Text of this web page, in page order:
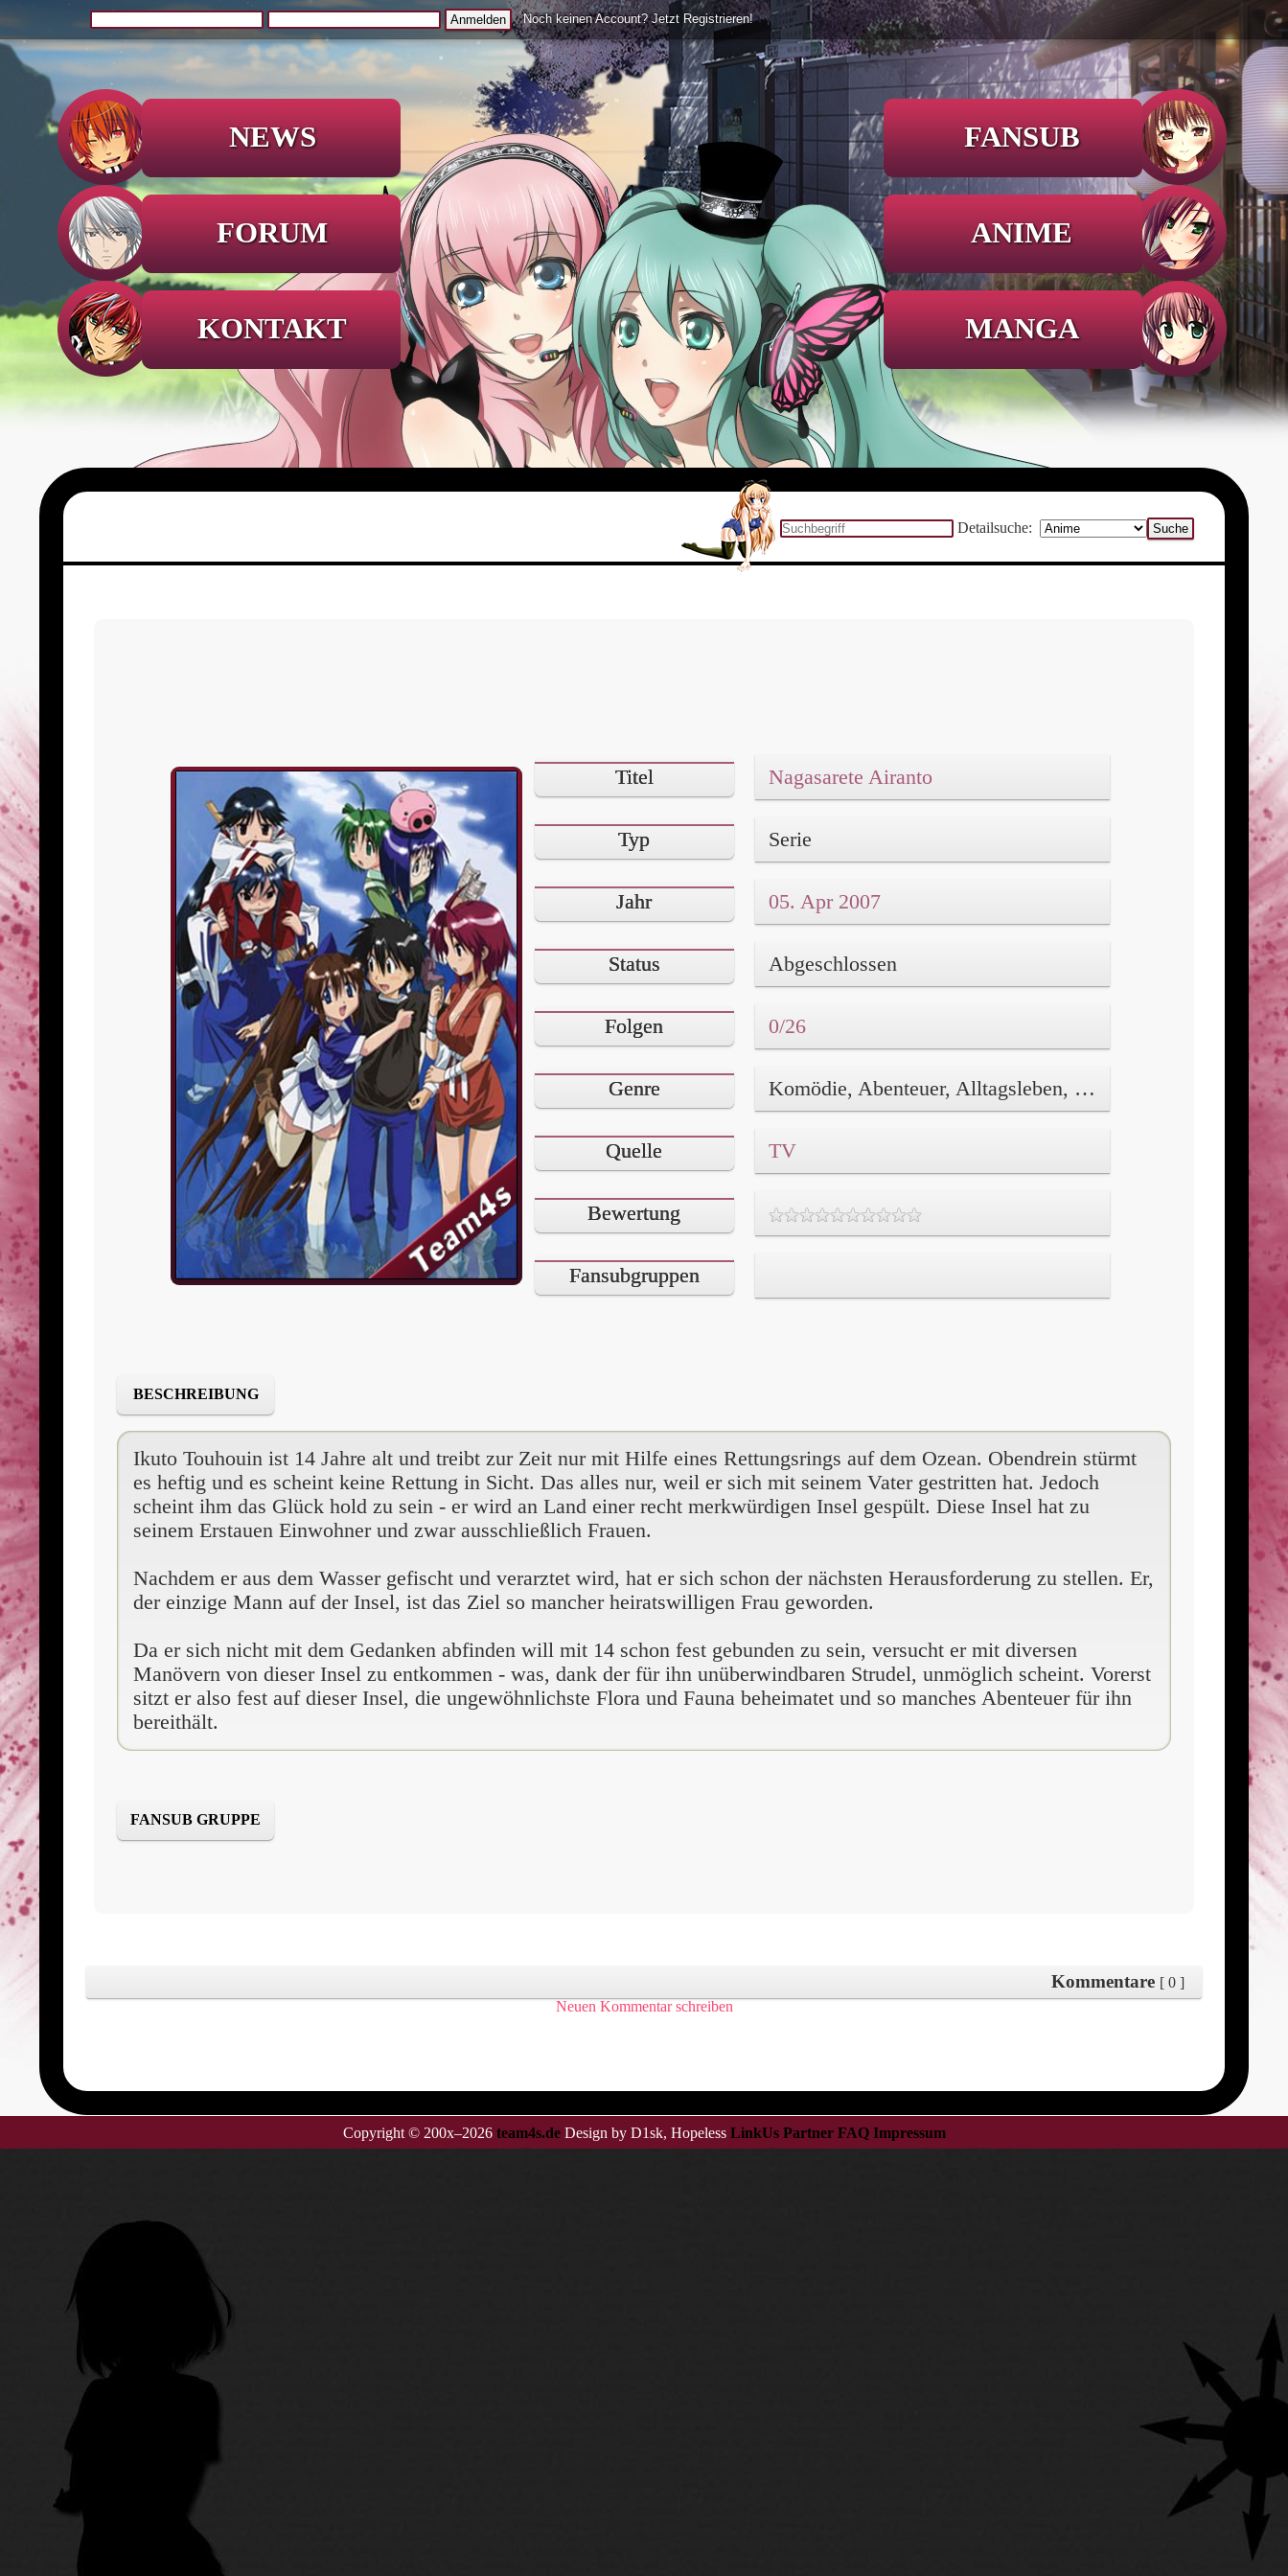
Noch keinen Account? Jetzt Registrieren!
NEWS FANSUB
FORUM ANIME
KONTAKT MANGA
Detailsuche:
Titel Nagasarete Airanto
Typ Serie
Jahr 05. Apr 2007
Status Abgeschlossen
Folgen 0/26
Genre Komödie, Abenteuer, Alltagsleben, Ecchi, Harem, Komödie, Männlich, Romanze
Quelle TV
Bewertung
Fansubgruppen
BESCHREIBUNG
Ikuto Touhouin ist 14 Jahre alt und treibt zur Zeit nur mit Hilfe eines Rettungsrings auf dem Ozean. Obendrein stürmt
es heftig und es scheint keine Rettung in Sicht. Das alles nur, weil er sich mit seinem Vater gestritten hat. Jedoch
scheint ihm das Glück hold zu sein - er wird an Land einer recht merkwürdigen Insel gespült. Diese Insel hat zu
seinem Erstauen Einwohner und zwar ausschließlich Frauen.
Nachdem er aus dem Wasser gefischt und verarztet wird, hat er sich schon der nächsten Herausforderung zu stellen. Er,
der einzige Mann auf der Insel, ist das Ziel so mancher heiratswilligen Frau geworden.
Da er sich nicht mit dem Gedanken abfinden will mit 14 schon fest gebunden zu sein, versucht er mit diversen
Manövern von dieser Insel zu entkommen - was, dank der für ihn unüberwindbaren Strudel, unmöglich scheint. Vorerst
sitzt er also fest auf dieser Insel, die ungewöhnlichste Flora und Fauna beheimatet und so manches Abenteuer für ihn
bereithält.
FANSUB GRUPPE
Kommentare [ 0 ]
Neuen Kommentar schreiben
Copyright © 200x–2026 team4s.deDesign by D1sk, Hopeless LinkUs Partner FAQ Impressum